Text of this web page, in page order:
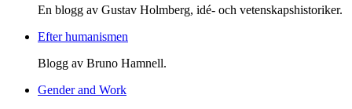
En blogg av Gustav Holmberg, idé- och vetenskapshistoriker.
Efter humanismen
Blogg av Bruno Hamnell.
Gender and Work